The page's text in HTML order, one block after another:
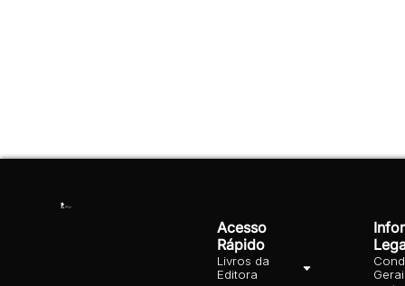
Acesso
Rápido
Livros da
Editora